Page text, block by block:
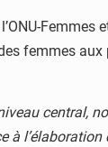
femmes
central,
à